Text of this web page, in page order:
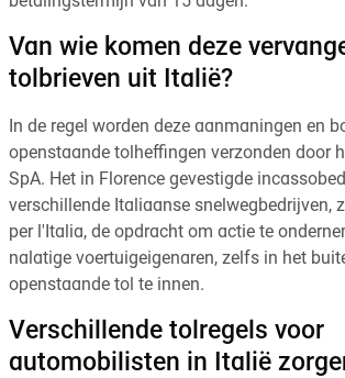
Van wie komen deze
tolbrieven uit Italië?
In de regel worden deze aanmaningen en
openstaande tolheffingen verzonden door
SpA. Het in Florence gevestigde
verschillende Italiaanse snelwegbedrijven,
per l'Italia, de opdracht om actie te
nalatige voertuigeigenaren, zelfs in het
openstaande tol te innen.
Verschillende tolregels voor
automobilisten in Italië